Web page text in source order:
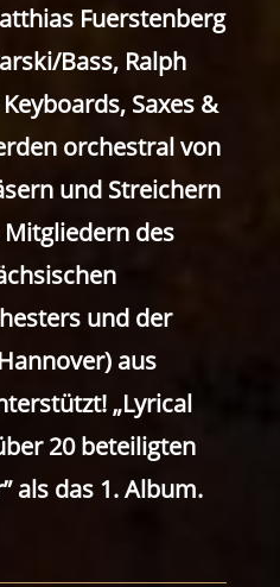
Fuerstenberg
Bass, Ralph
Saxes &
orchestral von
und Streichern
des
und der
aus
„Lyrical
20 beteiligten
als das 1. Album.